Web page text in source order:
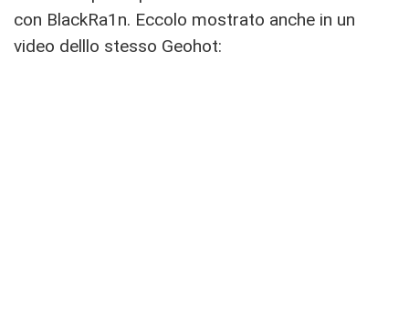
con BlackRa1n. Eccolo mostrato anche in un
video delllo stesso Geohot: